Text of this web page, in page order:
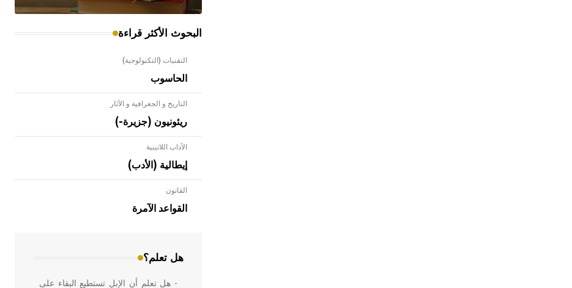
البحوث الأكثر قراءة
التقنيات (التكنولوجية)
الحاسوب
التاريخ و الجغرافية و الآثار
ريئونيون (جزيرة-)
الآداب اللاتينية
إيطالية (الأدب)
القانون
القواعد الآمرة
هل تعلم؟
- هل تعلم أن الأبلق نوع من الفنون
الهندسية التي ارتبطت بالعمارة الإسلامية
في بلاد الشام ومصر خاصة، حيث يحرص
- هل تعلم أن الإبل تستطيع البقاء على